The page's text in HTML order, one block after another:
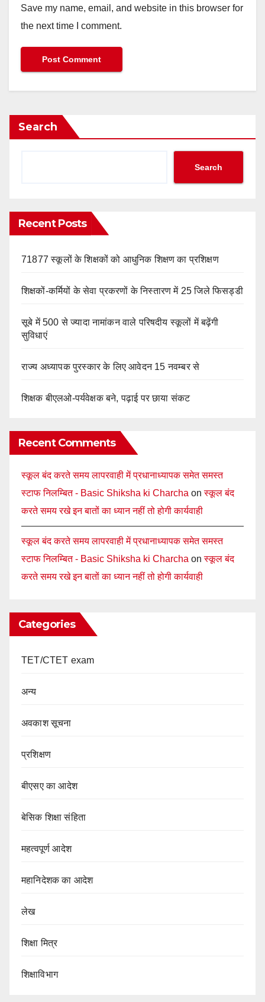
Save my name, email, and website in this browser for
the next time I comment.
Search
Search
Recent Posts
71877 स्कूलों के शिक्षकों को आधुनिक शिक्षण का प्रशिक्षण
शिक्षकों-कर्मियों के सेवा प्रकरणों के निस्तारण में 25 जिले फिसड्डी
सूबे में 500 से ज्यादा नामांकन वाले परिषदीय स्कूलों में बढ़ेंगी
सुविधाएं
राज्य अध्यापक पुरस्कार के लिए आवेदन 15 नवम्बर से
शिक्षक बीएलओ-पर्यवेक्षक बने, पढ़ाई पर छाया संकट
Recent Comments
स्कूल बंद करते समय लापरवाही में प्रधानाध्यापक समेत समस्त
स्टाफ निलम्बित - Basic Shiksha ki Charcha onस्कूल बंद
करते समय रखे इन बातों का ध्यान नहीं तो होगी कार्यवाही
स्कूल बंद करते समय लापरवाही में प्रधानाध्यापक समेत समस्त
स्टाफ निलम्बित - Basic Shiksha ki Charcha onस्कूल बंद
करते समय रखे इन बातों का ध्यान नहीं तो होगी कार्यवाही
Categories
TET/CTET exam
अन्य
अवकाश सूचना
प्रशिक्षण
बीएसए का आदेश
बेसिक शिक्षा संहिता
महत्वपूर्ण आदेश
महानिदेशक का आदेश
लेख
शिक्षा मित्र
शिक्षाविभाग